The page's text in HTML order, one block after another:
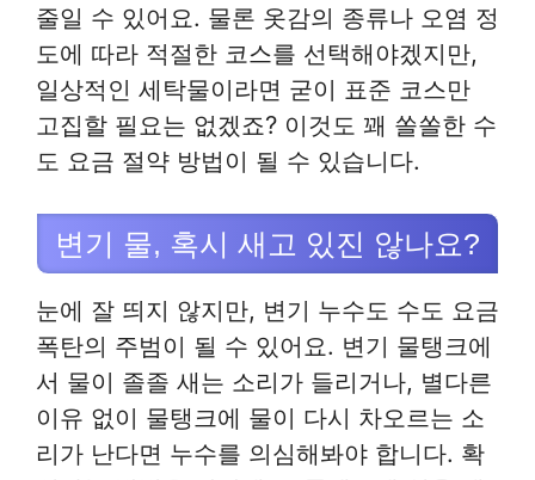
줄일 수 있어요. 물론 옷감의 종류나 오염 정
도에 따라 적절한 코스를 선택해야겠지만,
일상적인 세탁물이라면 굳이 표준 코스만
고집할 필요는 없겠죠? 이것도 꽤 쏠쏠한 수
도 요금 절약 방법이 될 수 있습니다.
변기 물, 혹시 새고 있진 않나요?
눈에 잘 띄지 않지만, 변기 누수도 수도 요금
폭탄의 주범이 될 수 있어요. 변기 물탱크에
서 물이 졸졸 새는 소리가 들리거나, 별다른
이유 없이 물탱크에 물이 다시 차오르는 소
리가 난다면 누수를 의심해봐야 합니다. 확